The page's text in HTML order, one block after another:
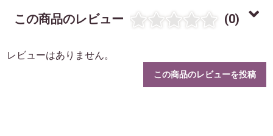
この商品のレビュー (0)
レビューはありません。
この商品のレビューを投稿